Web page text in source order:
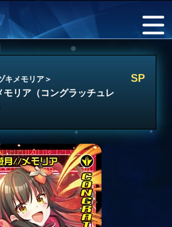
キメモリア＞
リア（コングラッチュレ
SP